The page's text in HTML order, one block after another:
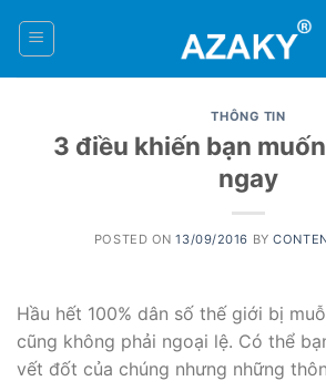
THÔNG TIN
3 điều khiến bạn
ngay
POSTED ON13/09/2016 BY
Hầu hết 100% dân số thế giới bị
cũng không phải ngoại lệ. Có thể
vết đốt của chúng nhưng những